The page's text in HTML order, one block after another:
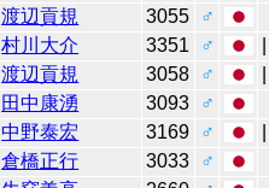
渡辺貢規 3055
♂
村川大介 3351 ♂
渡辺貢規 3058 ♂
田中康湧 3093
♂
中野泰宏 3169 ♂
倉橋正行 3033
♂